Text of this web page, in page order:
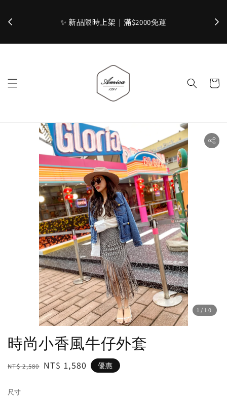
加入官網會員，立即折 $100 ✨
1 /10
時尚小香風牛仔外套
Regular
NT$ 2,580 Sale
NT$ 1,580 優惠
尺寸